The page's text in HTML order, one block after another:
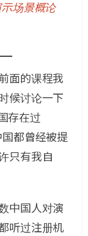
场景概论
面的课程我
候讨论一下
存在过
都曾经被提
只有我自
中国人对演
听过注册机